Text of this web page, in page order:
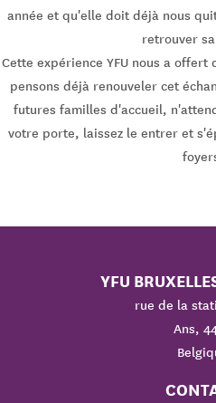
année et qu'elle doit déjà nous
retrouver
Cette expérience YFU nous a
pensons déjà renouveler cet
futures familles d'accueil,
votre porte, laissez le entrer et
YFU
rue de la
Ans,